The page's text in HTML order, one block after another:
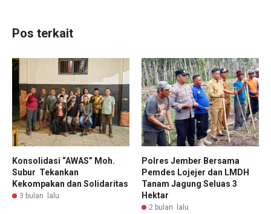
Pos terkait
Konsolidasi “AWAS” Moh.
Subur Tekankan
Kekompakan dan Solidaritas
3 bulan lalu
Polres Jember Bersama
Pemdes Lojejer dan LMDH
Tanam Jagung Seluas 3
Hektar
2 bulan lalu